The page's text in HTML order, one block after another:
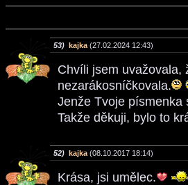
53) kajka (27.02.2024 12:43)
Chvíli jsem uvažovala,
nezarákosníčkovala.
Jenže Tvoje
Takže děkuji, bylo to
52) kajka (08.10.2017 18:14)
Krása, jsi umělec.